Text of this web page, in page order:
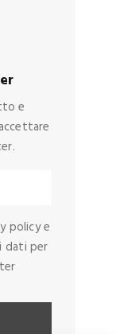
e
policy e
dati per